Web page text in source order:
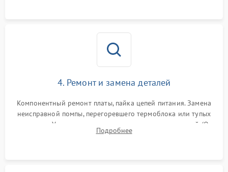
4. Ремонт и замена деталей
Компонентный ремонт платы, пайка цепей питания. Замена
неисправной помпы, перегоревшего термоблока или тупых
жерновов. Установка новых силиконовых уплотнителей (O-
ring) и тефлоновых трубок для надежного устранения
Подробнее